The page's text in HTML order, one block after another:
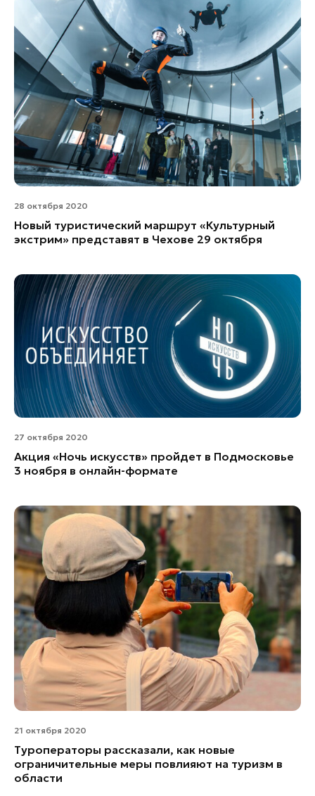
28 октября 2020
Новый туристический маршрут «Культурный
экстрим» представят в Чехове 29 октября
27 октября 2020
Акция «Ночь искусств» пройдет в Подмосковье
3 ноября в онлайн-формате
21 октября 2020
Туроператоры рассказали, как новые
ограничительные меры повлияют на туризм в
области